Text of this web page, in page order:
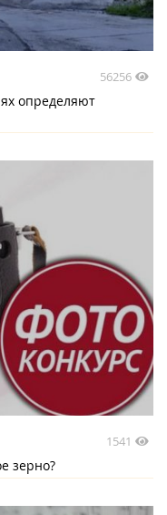
56256
определяют
1541
зерно?